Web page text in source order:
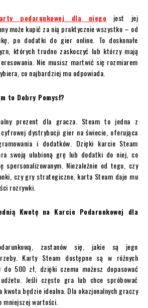
podarunkowej dla niego jest jej
może kupić za nią praktycznie wszystko – od
po dodatki do gier online. To doskonałe
których trudno zaskoczyć lub którzy mają
Nie musisz martwić się rozmiarem
co najbardziej mu odpowiada.
to Dobry Pomysł?
prezent dla gracza. Steam to jedna z
dystrybucji gier na świecie, oferująca
i dodatków. Dzięki karcie Steam
swoją ulubioną grę lub dodatki do niej, co
spersonalizowanym. Niezależnie od tego, czy
czy gry strategiczne, karta Steam daje mu
rozrywki.
Kwotę na Karcie Podarunkowej dla
zastanów się, jakie są jego
Karty Steam dostępne są w różnych
do 500 zł, dzięki czemu możesz dopasować
Jeśli często gra lub chce spróbować
kwota będzie idealna. Dla okazjonalnych graczy
mniejszej wartości.